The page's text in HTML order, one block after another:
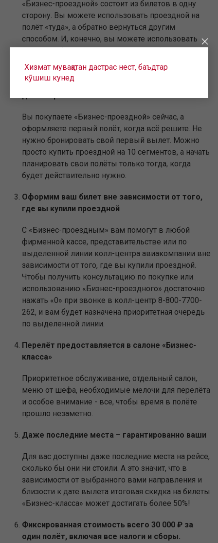
«Бизнес-проездной» состоит из билетов в одну
сторону. Вы можете использовать проездной на
полёт «туда», а обратно вернуться другим
способом. И, конечно, вы можете использовать
сразу два билета для полёта туда и обратно.
Вы просто покупаете 10 билетов с открытой
датой. Нет необходимости заранее определять
Вы покупаете «Бизнес-проездной» сейчас, а
оформляете первый полёт, когда всё решите. Не
нужно бронировать свой первый вылет. Можно
просто купить проездной на 10 сегментов, а начать
планировать свои полёты только тогда, когда
будет действительно нужно.
Оформим ваш билет вне зависимости от того,
где вы купили проездной
С «Бизнес-проездным» вам помогут в любой
фирменной кассе, представительстве или по
выделенной линии колл-центра авиакомпании вне
зависимости от того, где вы купили проездной.
Чтобы получить консультацию по покупке или
использованию «Бизнес-проездного» достаточно
нажать «0» при звонке в колл-центр 8-800-7700-
262, и вам будет назначена приоритетная очередь
по выделенной линии.
Перелёт предоставляется в салоне «Бизнес-
класса»
Приоритетное обслуживание, отдельный салон,
меню от шефа, необходимые мелочи для перелёта
и особое внимание - все, чтобы время в полёте
прошло незаметно.
Даже последние места – гарантированно ваши
Для вас доступны даже последние места на рейсе,
сколько бы они ни стоили. А это значит, что в
зависимости от выбранного вами направления и
близости к дате вылета итоговая скидка на билеты
«Бизнес-класса» может достигать более 50%!
Фиксированная стоимость всего 30 000 ₽ за
один полёт, включая все налоги и сборы.
Хизмат муваққатан дастрас нест, баъдтар
кӯшиш кунед